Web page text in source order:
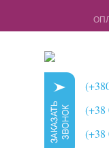
(+38
(+38